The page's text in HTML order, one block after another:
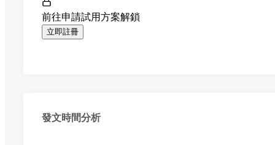
前往申請試用方案解鎖
立即註冊
發文時間分析